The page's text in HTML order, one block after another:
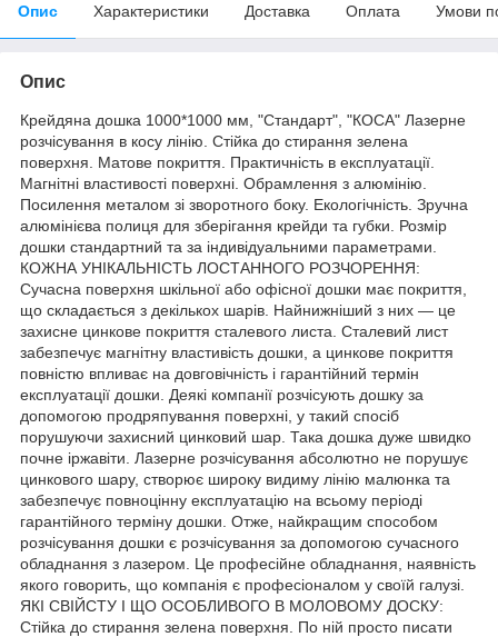
Опис Характеристики Доставка Оплата Умови
Опис
Крейдяна дошка 1000*1000 мм, "Стандарт", "КОСА" Лазерне
розчісування в косу лінію. Стійка до стирання зелена
поверхня. Матове покриття. Практичність в експлуатації.
Магнітні властивості поверхні. Обрамлення з алюмінію.
Посилення металом зі зворотного боку. Екологічність. Зручна
алюмінієва полиця для зберігання крейди та губки. Розмір
дошки стандартний та за індивідуальними параметрами.
КОЖНА УНІКАЛЬНІСТЬ ЛОСТАННОГО РОЗЧОРЕННЯ:
Сучасна поверхня шкільної або офісної дошки має покриття,
що складається з декількох шарів. Найнижніший з них — це
захисне цинкове покриття сталевого листа. Сталевий лист
забезпечує магнітну властивість дошки, а цинкове покриття
повністю впливає на довговічність і гарантійний термін
експлуатації дошки. Деякі компанії розчісують дошку за
допомогою продряпування поверхні, у такий спосіб
порушуючи захисний цинковий шар. Така дошка дуже швидко
почне іржавіти. Лазерне розчісування абсолютно не порушує
цинкового шару, створює широку видиму лінію малюнка та
забезпечує повноцінну експлуатацію на всьому періоді
гарантійного терміну дошки. Отже, найкращим способом
розчісування дошки є розчісування за допомогою сучасного
обладнання з лазером. Це професійне обладнання, наявність
якого говорить, що компанія є професіоналом у своїй галузі.
ЯКІ СВІЙСТУ І ЩО ОСОБЛИВОГО В МОЛОВОМУ ДОСКУ:
Стійка до стирання зелена поверхня. По ній просто писати